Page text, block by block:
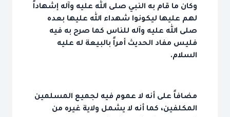
وكان ما قام به النبي صلى الله عليه وآله إشهاداً
لهم عليها ليكونوا شهداء الله عليها بعده
صلى الله عليه وآله للناس كما صرح به فيه
فليس مفاد الحديث أمراً بالبيعة له عليه
السلام.
مضافاً على أنه لا عموم فيه لجميع المسلمين
المكلفين، كما أنه لا يشمل ولاية غيره من